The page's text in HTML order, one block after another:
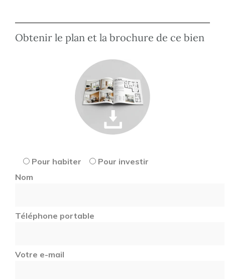
Obtenir le plan et la brochure de ce bien
Pour habiter
Pour investir
Nom
Téléphone portable
Votre e-mail